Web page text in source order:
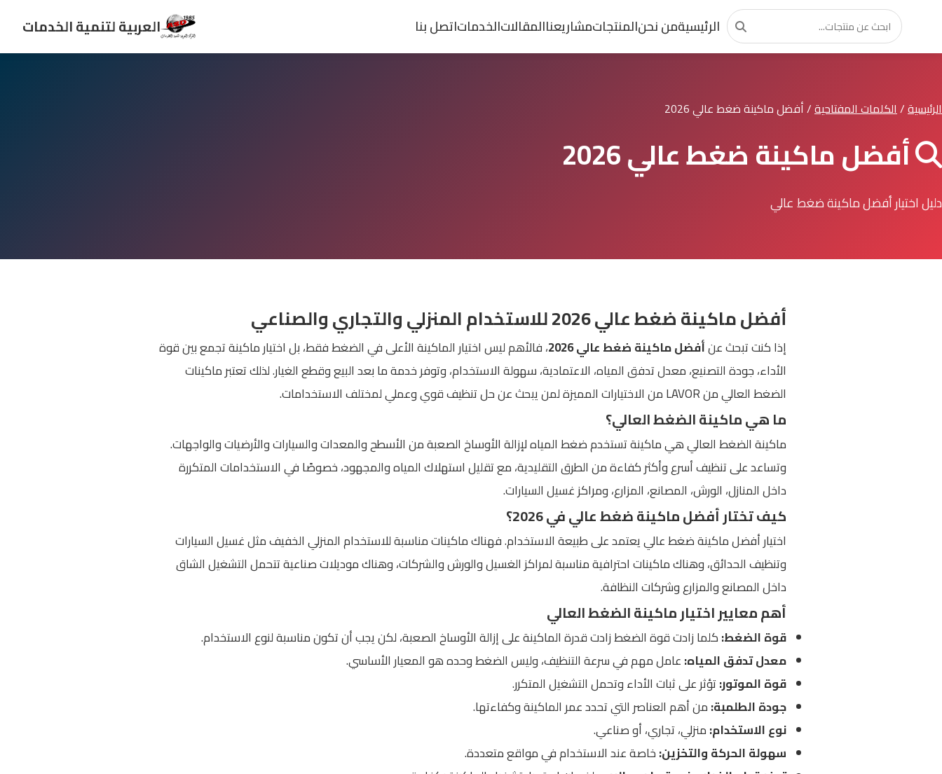
الرئيسيةمن نحنالمنتجاتمشاريعناالمقالاتالخدماتاتصل بنا العربية لتنمية الخدمات
الرئيسية/الكلمات المفتاحية/أفضل ماكينة ضغط عالي 2026
أفضل ماكينة ضغط عالي 2026
دليل اختيار أفضل ماكينة ضغط عالي
أفضل ماكينة ضغط عالي 2026 للاستخدام المنزلي والتجاري والصناعي
إذا كنت تبحث عنأفضل ماكينة ضغط عالي 2026
، فالأهم ليس اختيار الماكينة الأعلى في الضغط فقط، بل اختيار ماكينة تجمع بين قوة
الأداء، جودة التصنيع، معدل تدفق المياه، الاعتمادية، سهولة الاستخدام، وتوفر خدمة ما بعد البيع وقطع الغيار. لذلك تعتبر ماكينات
الضغط العالي من LAVOR من الاختيارات المميزة لمن يبحث عن حل تنظيف قوي وعملي لمختلف الاستخدامات.
ما هي ماكينة الضغط العالي؟
ماكينة الضغط العالي هي ماكينة تستخدم ضغط المياه لإزالة الأوساخ الصعبة من الأسطح والمعدات والسيارات والأرضيات والواجهات.
وتساعد على تنظيف أسرع وأكثر كفاءة من الطرق التقليدية، مع تقليل استهلاك المياه والمجهود، خصوصًا في الاستخدامات المتكررة
داخل المنازل، الورش، المصانع، المزارع، ومراكز غسيل السيارات.
كيف تختار أفضل ماكينة ضغط عالي في 2026؟
اختيار أفضل ماكينة ضغط عالي يعتمد على طبيعة الاستخدام. فهناك ماكينات مناسبة للاستخدام المنزلي الخفيف مثل غسيل السيارات
وتنظيف الحدائق، وهناك ماكينات احترافية مناسبة لمراكز الغسيل والورش والشركات، وهناك موديلات صناعية تتحمل التشغيل الشاق
داخل المصانع والمزارع وشركات النظافة.
أهم معايير اختيار ماكينة الضغط العالي
قوة الضغط:كلما زادت قوة الضغط زادت قدرة الماكينة على إزالة الأوساخ الصعبة، لكن يجب أن تكون مناسبة لنوع الاستخدام.
معدل تدفق المياه:عامل مهم في سرعة التنظيف، وليس الضغط وحده هو المعيار الأساسي.
قوة الموتور:تؤثر على ثبات الأداء وتحمل التشغيل المتكرر.
جودة الطلمبة:من أهم العناصر التي تحدد عمر الماكينة وكفاءتها.
نوع الاستخدام:منزلي، تجاري، أو صناعي.
سهولة الحركة والتخزين:خاصة عند الاستخدام في مواقع متعددة.